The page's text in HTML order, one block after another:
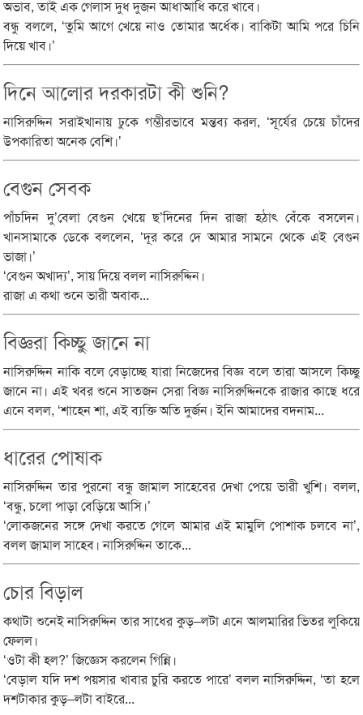
অভাব, তাই এক গেলাস দুধ দুজন আধাআধি করে খাবে।
বন্ধু বললে, ‘তুমি আগে খেয়ে নাও তোমার অর্ধেক। বাকিটা আমি পরে চিনি
দিয়ে খাব।’
দিনে আলোর দরকারটা কী শুনি?
নাসিরুদ্দিন সরাইখানায় ঢুকে গম্ভীরভাবে মন্তব্য করল, ‘সূর্যের চেয়ে চাঁদের
উপকারিতা অনেক বেশি।’
বেগুন সেবক
পাঁচদিন দু’বেলা বেগুন খেয়ে ছ’দিনের দিন রাজা হঠাৎ বেঁকে বসলেন।
খানসামাকে ডেকে বললেন, ‘দূর করে দে আমার সামনে থেকে এই বেগুন
ভাজা।’
‘বেগুন অখাদ্য’, সায় দিয়ে বলল নাসিরুদ্দিন।
রাজা এ কথা শুনে ভারী অবাক...
বিজ্ঞরা কিচ্ছু জানে না
নাসিরুদ্দিন নাকি বলে বেড়াচ্ছে যারা নিজেদের বিজ্ঞ বলে তারা আসলে কিচ্ছু
জানে না। এই খবর শুনে সাতজন সেরা বিজ্ঞ নাসিরুদ্দিনকে রাজার কাছে ধরে
এনে বলল, ‘শাহেন শা, এই ব্যক্তি অতি দুর্জন। ইনি আমাদের বদনাম...
ধারের পোষাক
নাসিরুদ্দিন তার পুরনো বন্ধু জামাল সাহেবের দেখা পেয়ে ভারী খুশি। বলল,
‘বন্ধু, চলো পাড়া বেড়িয়ে আসি।’
‘লোকজনের সঙ্গে দেখা করতে গেলে আমার এই মামুলি পোশাক চলবে না’,
বলল জামাল সাহেব। নাসিরুদ্দিন তাকে...
চোর বিড়াল
কথাটা শুনেই নাসিরুদ্দিন তার সাধের কুড়–লটা এনে আলমারির ভিতর লুকিয়ে
ফেলল।
‘ওটা কী হল?’ জিজ্ঞেস করলেন গিন্নি।
‘বেড়াল যদি দশ পয়সার খাবার চুরি করতে পারে’ বলল নাসিরুদ্দিন, ‘তা হলে
দশটাকার কুড়–লটা বাইরে...